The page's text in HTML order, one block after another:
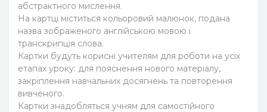
абстрактного мислення.
На картці міститься кольоровий малюнок, подана
назва зображеного англійською мовою і
транскрипція слова.
Картки будуть корисні учителям для роботи на усіх
етапах уроку: для пояснення нового матеріалу,
закріплення навчальних досягнень та повторення
вивченого.
Картки знадобляться учням для самостійного